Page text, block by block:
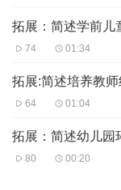
拓展：简述学前儿
74 01:34
拓展:简述培养教
64 01:04
拓展：简述幼儿园
80 00:20